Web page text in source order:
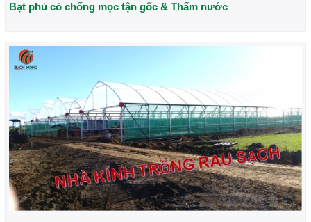
Bạt phủ cỏ chống mọc tận gốc & Thấm nước